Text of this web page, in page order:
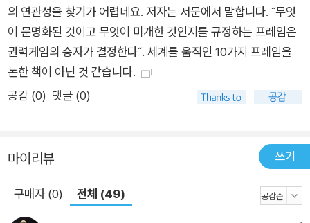
의 연관성을 찾기가 어렵네요. 저자는 서문에서 말합니다. ˝무엇
이 문명화된 것이고 무엇이 미개한 것인지를 규정하는 프레임은
권력게임의 승자가 결정한다˝. 세계를 움직인 10가지 프레임을
논한 책이 아닌 것 같습니다.
공감 (0) 댓글 (0)
마이리뷰 쓰기
구매자 (0) 전체 (49)